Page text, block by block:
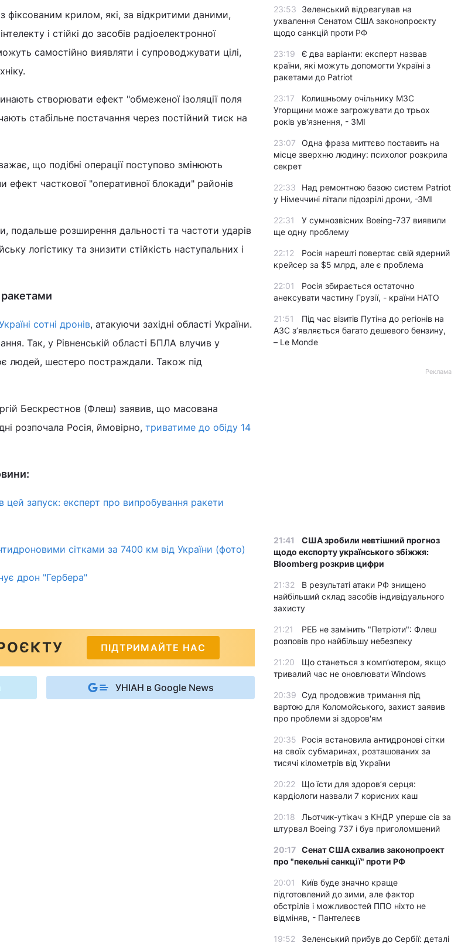
фіксованим крилом, які, за відкритими даними,
і стійкі до засобів радіоелектронної
самостійно виявляти і супроводжувати цілі,
створювати ефект "обмеженої ізоляції поля
стабільне постачання через постійний тиск на
що подібні операції поступово змінюють
ефект часткової "оперативної блокади" районів
подальше розширення дальності та частоти ударів
логістику та знизити стійкість наступальних і
ракетами
сотні дронів, атакуючи західні області України.
Так, у Рівненській області БПЛА влучив у
людей, шестеро постраждали. Також під
Бескрестнов (Флеш) заявив, що масована
розпочала Росія, ймовірно, триватиме до обіду 14
цей запуск: експерт про випробування ракети
сітками за 7400 км від України (фото)
дрон "Гербера"
ПІДТРИМАЙТЕ НАС
УНІАН в Google News
23:53
Зеленський відреагував на
ухвалення Сенатом США законопроєкту
щодо санкцій проти РФ
23:19
Є два варіанти: експерт назвав
країни, які можуть допомогти Україні з
ракетами до Patriot
23:17
Колишньому очільнику МЗС
Угорщини може загрожувати до трьох
років ув'язнення, - ЗМІ
23:07
Одна фраза миттєво поставить на
місце зверхню людину: психолог розкрила
секрет
22:33
Над ремонтною базою систем Patriot
у Німеччині літали підозрілі дрони, -ЗМІ
22:31
У сумнозвісних Boeing-737 виявили
ще одну проблему
22:12
Росія нарешті повертає свій ядерний
крейсер за $5 млрд, але є проблема
22:01
Росія збирається остаточно
анексувати частину Грузії, - країни НАТО
21:51
Під час візитів Путіна до регіонів на
АЗС з’являється багато дешевого бензину,
– Le Monde
Реклама
21:41
США зробили невтішний прогноз
щодо експорту українського збіжжя:
Bloomberg розкрив цифри
21:32
В результаті атаки РФ знищено
найбільший склад засобів індивідуального
захисту
21:21
РЕБ не замінить "Петріоти": Флеш
розповів про найбільшу небезпеку
21:20
Що станеться з комп’ютером, якщо
тривалий час не оновлювати Windows
20:39 Суд продовжив тримання під
вартою для Коломойського, захист заявив
про проблеми зі здоров'ям
20:35
Росія встановила антидронові сітки
на своїх субмаринах, розташованих за
тисячі кілометрів від України
20:22
Що їсти для здоров’я серця:
кардіологи назвали 7 корисних каш
20:18
Льотчик-утікач з КНДР уперше сів за
штурвал Boeing 737 і був приголомшений
20:17 Сенат США схвалив законопроект
про "пекельні санкції" проти РФ
20:01
Київ буде значно краще
підготовлений до зими, але фактор
обстрілів і можливостей ППО ніхто не
відміняв, - Пантелеєв
19:52
Зеленський прибув до Сербії: деталі